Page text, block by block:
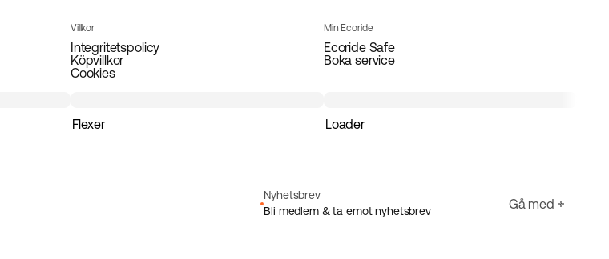
Villkor
Integritetspolicy
Köpvillkor
Cookies
Min Ecoride
Ecoride Safe
Boka service
Flexer Loader
Nyhetsbrev
Bli medlem & ta emot nyhetsbrev
Gå med